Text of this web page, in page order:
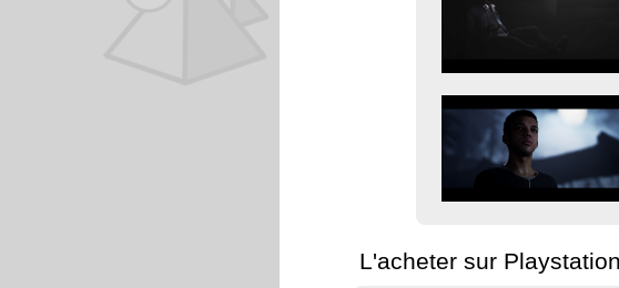
L'acheter sur